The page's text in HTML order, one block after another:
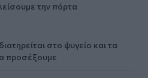
την πόρτα
στο ψυγείο και τα
προσέξουμε